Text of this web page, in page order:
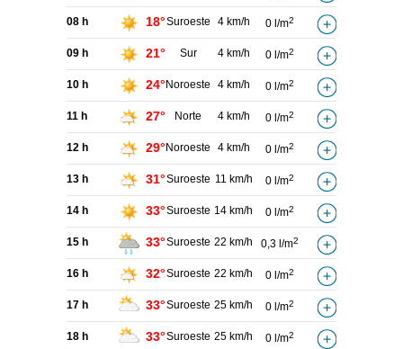
08 h 18°Suroeste 4 km/h 0 l/m2
09 h 21° Sur 4 km/h 0 l/m2
10 h 24° Noroeste 4 km/h 0 l/m2
11 h 27° Norte 4 km/h 0 l/m2
12 h 29° Noroeste 4 km/h 0 l/m2
13 h 31°Suroeste 11 km/h 0 l/m2
14 h 33°Suroeste 14 km/h 0 l/m2
15 h 33°Suroeste 22 km/h 0,3 l/m2
16 h 32°Suroeste 22 km/h 0 l/m2
17 h 33°Suroeste 25 km/h 0 l/m2
18 h 33°Suroeste 25 km/h 0 l/m2